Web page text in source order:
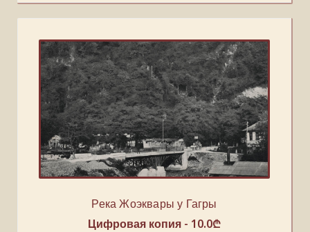
Река Жоэквары у Гагры
Цифровая копия - 10.0₾